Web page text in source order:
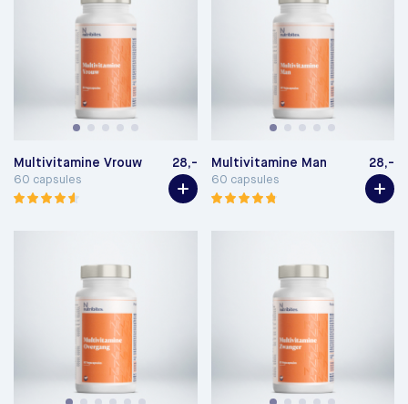
Multivitamine Vrouw 28,-
60 capsules
Multivitamine Man 28,-
60 capsules